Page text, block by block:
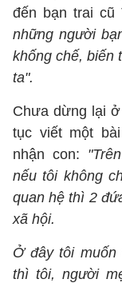
đến bạn trai cũ
những người
khống chế, biến
ta".
Chưa dừng lại
tục viết một
nhận con:
nếu tôi không
quan hệ thì 2
xã hội.
Ở đây tôi muốn
thì tôi, người